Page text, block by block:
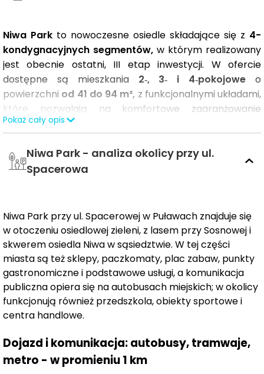
Niwa Park to nowoczesne osiedle składające się z 4-
kondygnacyjnych segmentów, w którym realizowany
jest obecnie ostatni, III etap inwestycji. W ofercie
dostępne są mieszkania 2‑, 3‑ i 4‑pokojowe o
powierzchni od 41 do 94 m², z funkcjonalnymi układami,
które pozwalają na komfortowe zaaranżowanie
przestrzeni. Każde mieszkanie posiada
taras,a lokale na parterze dodatkowo przynależą do
zielonych ogródków o powierzchni nawet do 81 m².
zwiększa bezpieczeństwo, umożliwia oszczędzanie
energii i ogrzewania, a także pozwala na wygodne
zarządzanie funkcjami domu. Podczas etapu budowy
możliwe jest wprowadzanie zmian lokatorskich,
instalacja jednostek klimatyzacji oraz
doprowadzenie prądu do stanowisk w garażu
podziemnym.
parkingowe w garażu podziemnym oraz na
zewnątrz,
cichobieżne windy i ładowarki do
Pokaż cały opis
Niwa Park - analiza okolicy przy ul.
Spacerowa
Niwa Park przy ul. Spacerowej w Puławach znajduje się
w otoczeniu osiedlowej zieleni, z lasem przy Sosnowej i
skwerem osiedla Niwa w sąsiedztwie. W tej części
miasta są też sklepy, paczkomaty, plac zabaw, punkty
gastronomiczne i podstawowe usługi, a komunikacja
publiczna opiera się na autobusach miejskich; w okolicy
funkcjonują również przedszkola, obiekty sportowe i
centra handlowe.
Dojazd i komunikacja: autobusy, tramwaje,
metro - w promieniu 1 km